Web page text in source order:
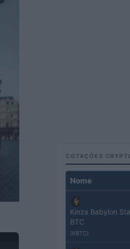
COTAÇÕES
Nome
Kinza Babylon
BTC
(KBTC)